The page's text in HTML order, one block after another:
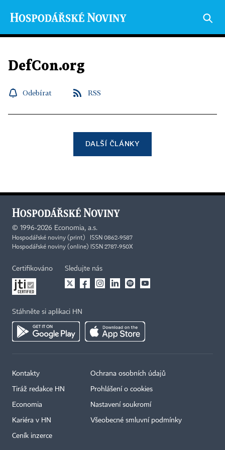
DefCon.org
Odebírat RSS
DALŠÍ ČLÁNKY
© 1996-2026 Economia, a.s.
Hospodářské noviny (print) ISSN 0862-9587
Hospodářské noviny (online) ISSN 2787-950X
Certifikováno Sledujte nás
Stáhněte si aplikaci HN
Kontakty
Tiráž redakce HN
Economia
Kariéra v HN
Ceník inzerce
Ochrana osobních údajů
Prohlášení o cookies
Nastavení soukromí
Všeobecné smluvní podmínky